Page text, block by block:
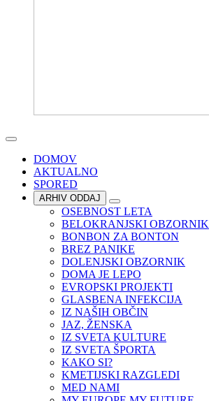
DOMOV
AKTUALNO
SPORED
ARHIV ODDAJ
OSEBNOST LETA
BELOKRANJSKI OBZORNIK
BONBON ZA BONTON
BREZ PANIKE
DOLENJSKI OBZORNIK
DOMA JE LEPO
EVROPSKI PROJEKTI
GLASBENA INFEKCIJA
IZ NAŠIH OBČIN
JAZ, ŽENSKA
IZ SVETA KULTURE
IZ SVETA ŠPORTA
KAKO SI?
KMETIJSKI RAZGLEDI
MED NAMI